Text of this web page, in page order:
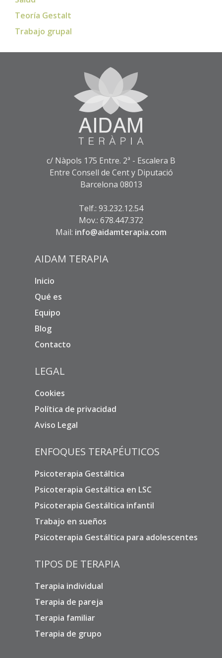
Teoría Gestalt
Trabajo grupal
c/ Nàpols 175 Entre. 2ª - Escalera B
Entre Consell de Cent y Diputació
Barcelona 08013
Telf.: 93.232.12.54
Mov.: 678.447.372
Mail: info@aidamterapia.com
AIDAM TERAPIA
Inicio
Qué es
Equipo
Blog
Contacto
LEGAL
Cookies
Política de privacidad
Aviso Legal
ENFOQUES TERAPÉUTICOS
Psicoterapia Gestáltica
Psicoterapia Gestáltica en LSC
Psicoterapia Gestáltica infantil
Trabajo en sueños
Psicoterapia Gestáltica para adolescentes
TIPOS DE TERAPIA
Terapia individual
Terapia de pareja
Terapia familiar
Terapia de grupo